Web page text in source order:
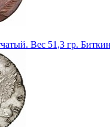
Вес 51,3 гр.